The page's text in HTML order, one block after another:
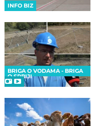
INFO BIZ
BRIGA O VODAMA - BRIGA
O SRBIJI